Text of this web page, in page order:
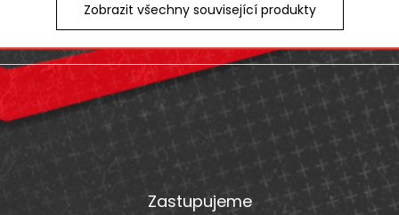
Zobrazit všechny související produkty
Z
á
p
Zastupujeme